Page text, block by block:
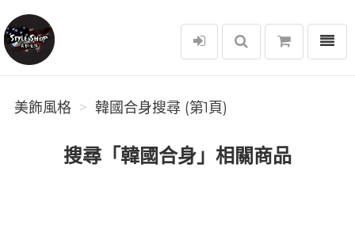
美飾風格
選單
美飾風格 韓國合身搜尋 (第1頁)
搜尋「韓國合身」相關商品